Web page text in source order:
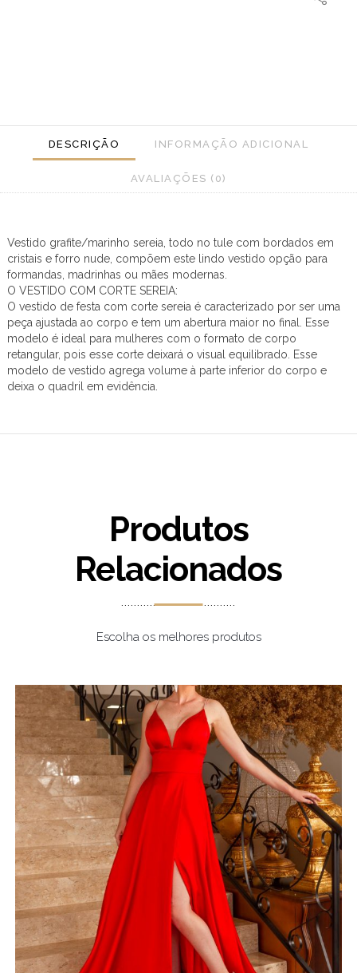
DESCRIÇÃO INFORMAÇÃO ADICIONAL
AVALIAÇÕES (0)
Vestido grafite/marinho sereia, todo no tule com bordados em
cristais e forro nude, compõem este lindo vestido opção para
formandas, madrinhas ou mães modernas.
O VESTIDO COM CORTE SEREIA:
O vestido de festa com corte sereia é caracterizado por ser uma
peça ajustada ao corpo e tem um abertura maior no final. Esse
modelo é ideal para mulheres com o formato de corpo
retangular, pois esse corte deixará o visual equilibrado. Esse
modelo de vestido agrega volume à parte inferior do corpo e
deixa o quadril em evidência.
Produtos
Relacionados
Escolha os melhores produtos